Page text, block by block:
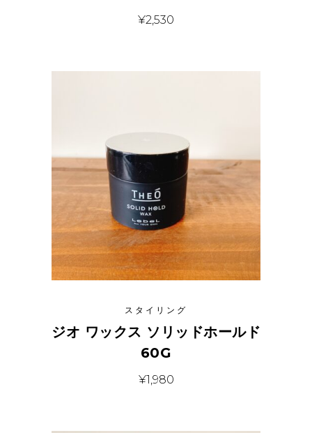
¥2,530
スタイリング
ジオ ワックス ソリッドホールド
60G
¥1,980